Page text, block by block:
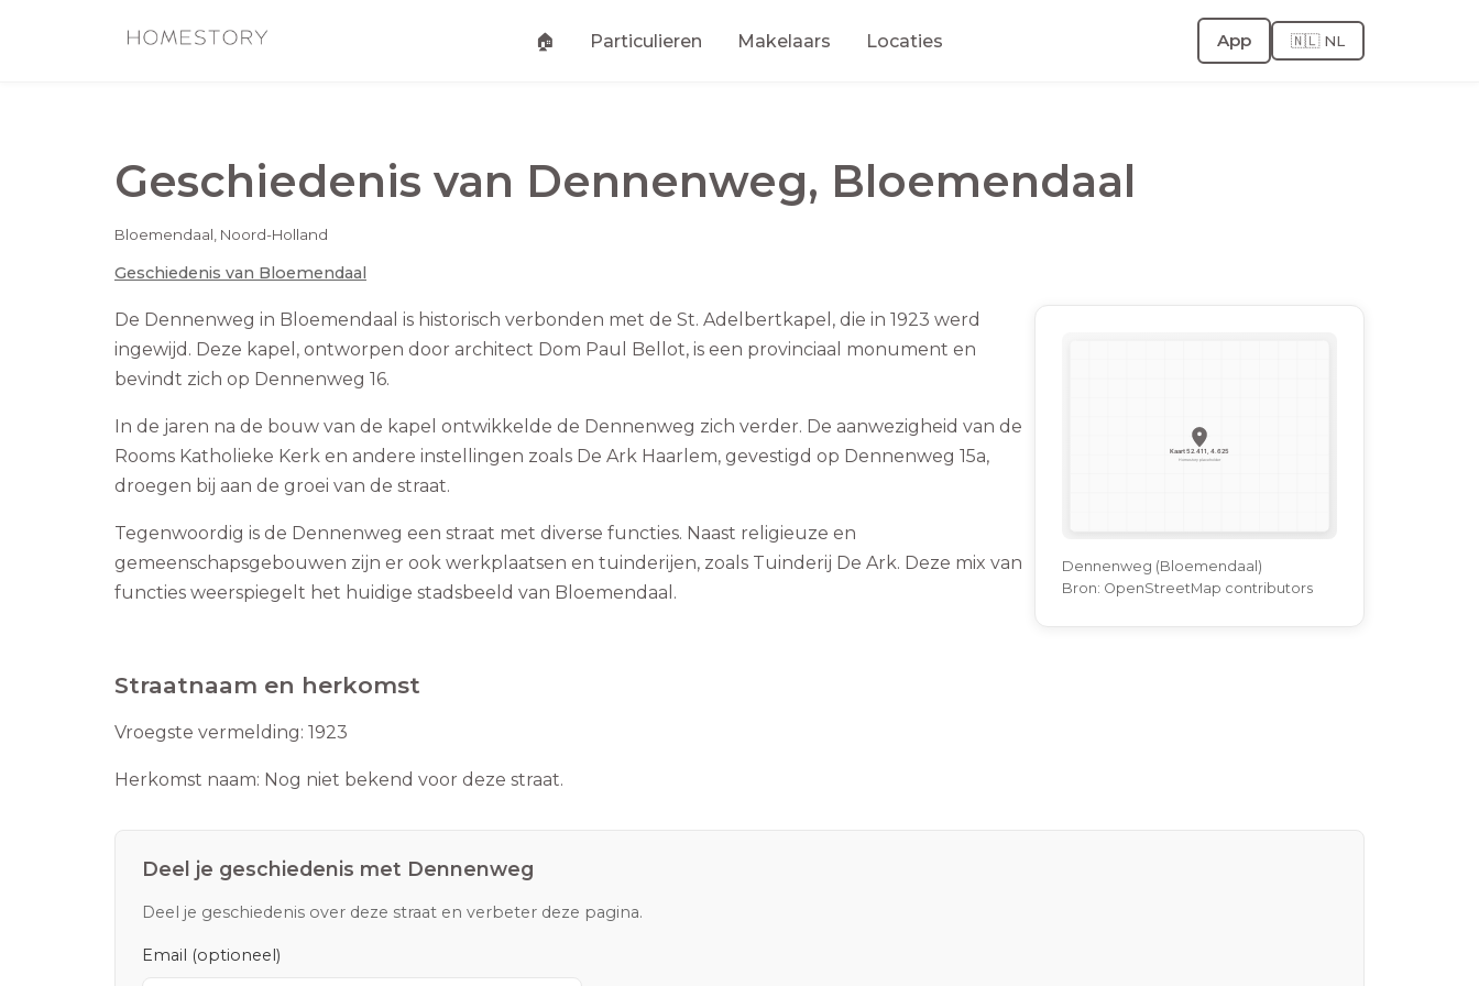
🏠 Particulieren Makelaars Locaties App 🇳🇱 NL
Geschiedenis van Dennenweg, Bloemendaal
Bloemendaal, Noord-Holland
Geschiedenis van Bloemendaal
De Dennenweg in Bloemendaal is historisch verbonden met de St. Adelbertkapel, die in 1923 werd
ingewijd. Deze kapel, ontworpen door architect Dom Paul Bellot, is een provinciaal monument en
bevindt zich op Dennenweg 16.
In de jaren na de bouw van de kapel ontwikkelde de Dennenweg zich verder. De aanwezigheid van de
Rooms Katholieke Kerk en andere instellingen zoals De Ark Haarlem, gevestigd op Dennenweg 15a,
droegen bij aan de groei van de straat.
Tegenwoordig is de Dennenweg een straat met diverse functies. Naast religieuze en
gemeenschapsgebouwen zijn er ook werkplaatsen en tuinderijen, zoals Tuinderij De Ark. Deze mix van
functies weerspiegelt het huidige stadsbeeld van Bloemendaal.
Dennenweg (Bloemendaal)
Bron: OpenStreetMap contributors
Straatnaam en herkomst
Vroegste vermelding: 1923
Herkomst naam: Nog niet bekend voor deze straat.
Deel je geschiedenis met Dennenweg
Deel je geschiedenis over deze straat en verbeter deze pagina.
Email (optioneel)